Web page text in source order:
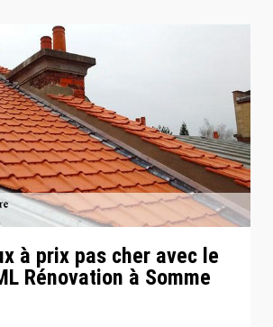
à prix pas cher avec le
Rénovation à Somme